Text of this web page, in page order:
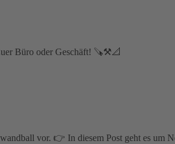
Büro oder Geschäft! 🪚⚒📐⁣
vor. 👉 In diesem Post geht es